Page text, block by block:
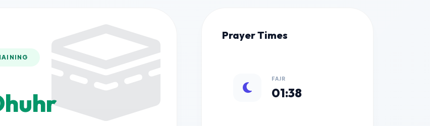
Prayer Times
FAJR
01:38